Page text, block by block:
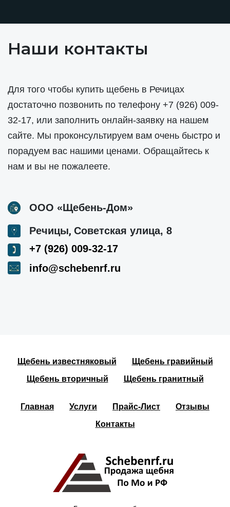
Наши контакты
Для того чтобы купить щебень в Речицах
достаточно позвонить по телефону +7 (926) 009-
32-17, или заполнить онлайн-заявку на нашем
сайте. Мы проконсультируем вам очень быстро и
порадуем вас нашими ценами. Обращайтесь к
нам и вы не пожалеете.
ООО «Щебень-Дом»
Речицы, Советская улица, 8
+7 (926) 009-32-17
info@schebenrf.ru
Щебень известняковый
Щебень гравийный
Щебень вторичный
Щебень гранитный
Главная Услуги Прайс-Лист
Отзывы
Контакты